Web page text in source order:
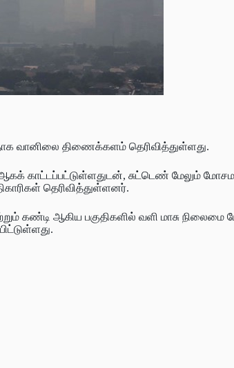
வானிலை திணைக்களம் தெரிவித்துள்ளது.
ஆகக் காட்டப்பட்டுள்ளதுடன், சுட்டெண் மேலும்
தெரிவித்துள்ளனர்.
கண்டி ஆகிய பகுதிகளில் வளி மாசு நிலைமை